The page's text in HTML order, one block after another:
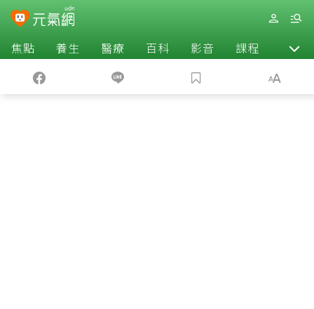
焦點 養生 醫療 百科 影音 課程 退休